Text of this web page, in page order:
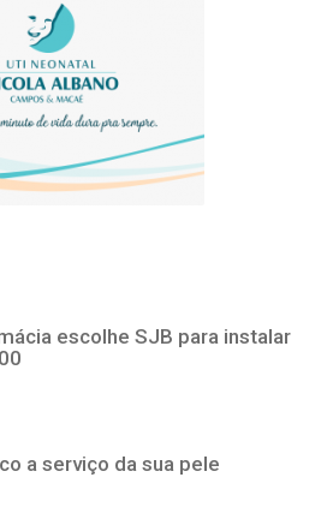
escolhe SJB para instalar
a serviço da sua pele